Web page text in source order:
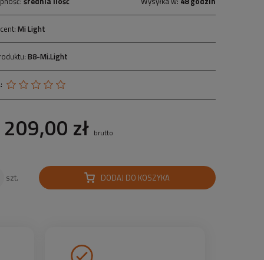
Mi Light
B8-Mi.Light
209,00 zł brutto
szt. DODAJ DO KOSZYKA